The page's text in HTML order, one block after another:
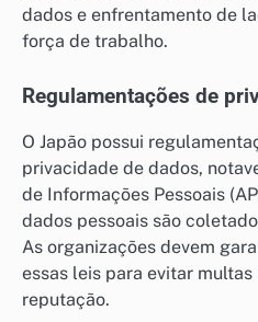
dados e enfrentamento de
força de trabalho.
Regulamentações de
O Japão possui
privacidade de dados,
de Informações Pessoais
dados pessoais são
As organizações devem
essas leis para evitar multas
reputação.